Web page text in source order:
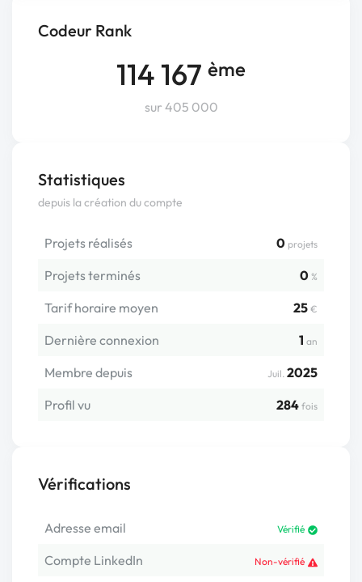
Codeur Rank
114 167 ème
sur 405 000
Statistiques
depuis la création du compte
Projets réalisés 0 projets
Projets terminés 0 %
Tarif horaire moyen 25 €
Dernière connexion 1 an
Membre depuis Juil. 2025
Profil vu
284 fois
Vérifications
Adresse email Vérifié
Compte LinkedIn Non-vérifié